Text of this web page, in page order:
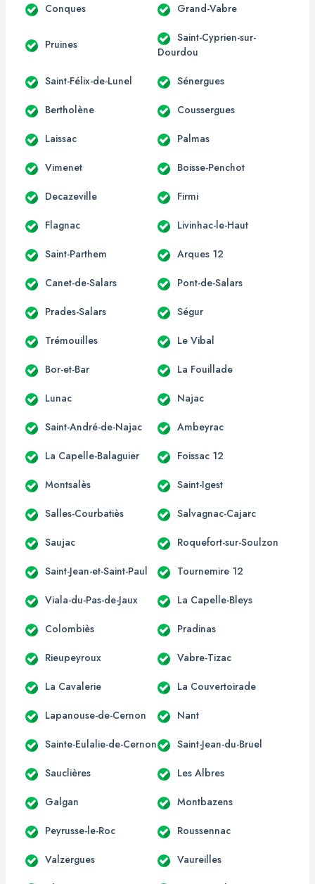
Conques Grand-Vabre
Pruines
Saint-Cyprien-sur-
Dourdou
Saint-Félix-de-Lunel Sénergues
Bertholène Coussergues
Laissac Palmas
Vimenet Boisse-Penchot
Decazeville Firmi
Flagnac Livinhac-le-Haut
Saint-Parthem Arques 12
Canet-de-Salars Pont-de-Salars
Prades-Salars Ségur
Trémouilles Le Vibal
Bor-et-Bar La Fouillade
Lunac Najac
Saint-André-de-Najac Ambeyrac
La Capelle-Balaguier Foissac 12
Montsalès Saint-Igest
Salles-Courbatiès Salvagnac-Cajarc
Saujac Roquefort-sur-Soulzon
Saint-Jean-et-Saint-Paul Tournemire 12
Viala-du-Pas-de-Jaux La Capelle-Bleys
Colombiès Pradinas
Rieupeyroux Vabre-Tizac
La Cavalerie La Couvertoirade
Lapanouse-de-Cernon Nant
Sainte-Eulalie-de-Cernon Saint-Jean-du-Bruel
Sauclières Les Albres
Galgan Montbazens
Peyrusse-le-Roc Roussennac
Valzergues Vaureilles